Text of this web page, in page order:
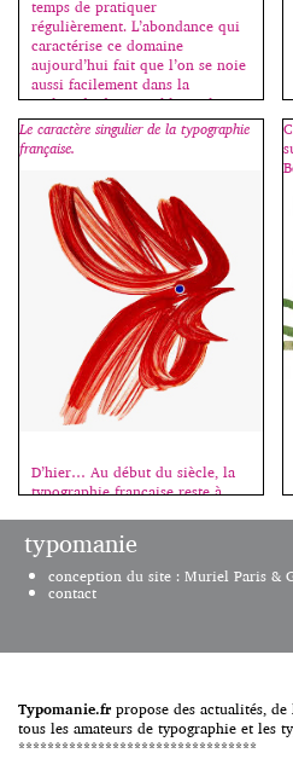
temps de pratiquer
régulièrement. L’abondance qui
caractérise ce domaine
aujourd’hui fait que l’on se noie
aussi facilement dans la
multitude des possibles et les
méandres du net. Kevin Ho a
donc imaginé un algorithme
triant les caractères par
ressemblance formelle à partir
du mot “handgloves” souvent
[…]
Le caractère singulier de la typographie
française.
D’hier… Au début du siècle, la
typographie française reste à
gardes européens qui inventent
le graphisme moderne, et des
recherches plus traditionnelles
de dessinateurs travaillant pour
Garamond, Philippe […]
typomanie
conception du site : Muriel Paris &
contact
Typomanie.fr propose des actualités,
tous les amateurs de typographie et les
*********************************